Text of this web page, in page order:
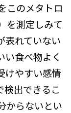
このメタトロ
を測定しみて
表れていない
い食べ物よく
けやすい感情
出できるこ
からないとい